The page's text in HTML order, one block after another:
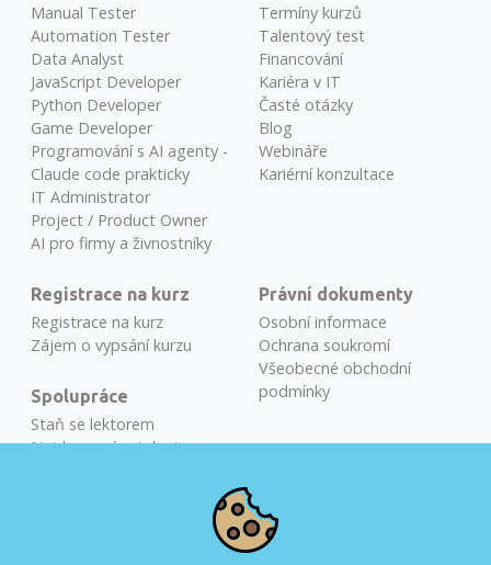
Miloslav Běťák
Manual Tester
Automation Tester
Data Analyst
JavaScript Developer
Python Developer
Game Developer
Programování s AI agenty -
Claude code prakticky
IT Administrator
Project / Product Owner
AI pro firmy a živnostníky
Termíny kurzů
Talentový test
Financování
Kariéra v IT
Časté otázky
Blog
Webináře
Kariérní konzultace
Registrace na kurz
Registrace na kurz
Zájem o vypsání kurzu
Spolupráce
Staň se lektorem
Najdeme vám talenty
Právní dokumenty
Osobní informace
Ochrana soukromí
Všeobecné obchodní
podmínky